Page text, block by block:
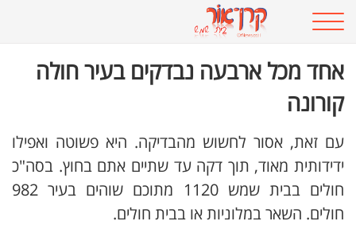
אחד מכל ארבעה נבדקים בעיר חולה
קורונה
עם זאת, אסור לחשוש מהבדיקה. היא פשוטה ואפילו
ידידותית מאוד, תוך דקה עד שתיים אתם בחוץ. בסה"כ
חולים בבית שמש 1120 מתוכם שוהים בעיר 982
חולים. השאר במלוניות או בבית חולים.